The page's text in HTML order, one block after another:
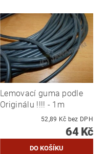
Lemovací guma podle
Originálu !!!! - 1m
52,89 Kč bez DPH
64 Kč